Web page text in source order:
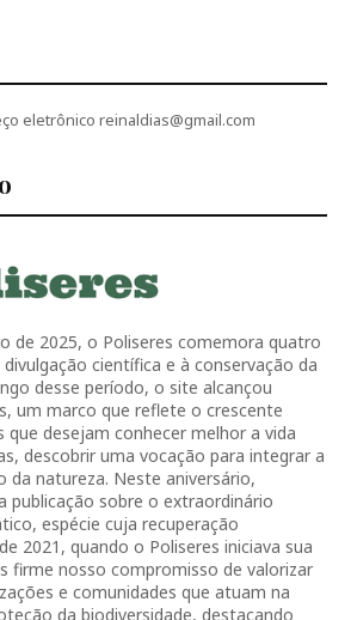
eletrônico reinaldias@gmail.com
de 2025, o Poliseres comemora quatro
científica e à conservação da
desse período, o site alcançou
um marco que reflete o crescente
que desejam conhecer melhor a vida
descobrir uma vocação para integrar a
da natureza. Neste aniversário,
publicação sobre o extraordinário
espécie cuja recuperação
2021, quando o Poliseres iniciava sua
firme nosso compromisso de valorizar
e comunidades que atuam na
da biodiversidade, destacando